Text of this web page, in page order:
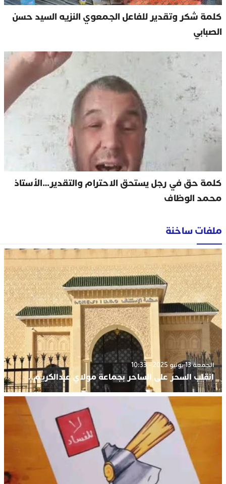
كلمة شكر وتقدير للفاعل الجمعوي النزيه السيد حسن
الصبابي
كلمة حق في رجل يستحق الاحترام والتقدير…الأستاذ
محمد الوظاف
ملفات ساخنة
الجمعة 13 يونيو 2025 - 10:33
انقلب السحر على الساحر بجماعة مولاي عبدالكريم..